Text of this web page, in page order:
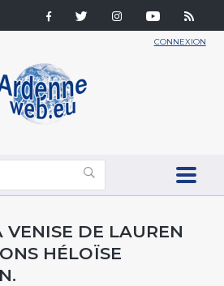
CONNEXION
VENISE DE LAUREN
HÉLOÏSE